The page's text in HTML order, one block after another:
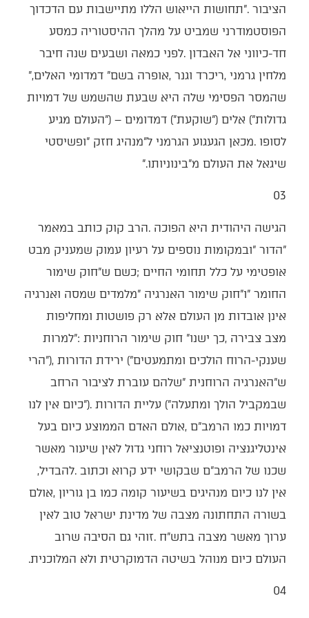
‬הציבור‮"‬‭. ‬תחושות‭ ‬הייאוש‭ ‬הללו‭ ‬מתיישבות‭ ‬עם‭ ‬הדכדוך‭
‬הפוסטמודרני‭ ‬שמביט‭ ‬על‭ ‬מהלך‭ ‬ההיסטוריה‭ ‬כמסע‭
‬חד‭-‬כיווני‭ ‬אל‭ ‬האבדון‭. ‬לפני‭ ‬כמאה‭ ‬ושבעים‭ ‬שנה‭ ‬חיבר‭
‬מלחין‭ ‬גרמני‭, ‬ריכרד‭ ‬וגנר‭, ‬אופרה‭ ‬בשם‭ ‬‮"‬דמדומי‭ ‬האלים‮"‬‭,
‬שהמסר‭ ‬הפסימי‭ ‬שלה‭ ‬היא‭ ‬שבעת‭ ‬שהשמש‭ ‬של‭ ‬דמויות‭
‬גדולות‭ (‬‮"‬אלים‮"‬‭) ‬שוקעת‭ (‬‮"‬דמדומים‮"‬‭) ‬‮–‬‭ ‬העולם‭ ‬מגיע‭
‬לסופו‭. ‬מכאן‭ ‬הגעגוע‭ ‬הגרמני‭ ‬ל"מנהיג‭ ‬חזק‮"‬‭ ‬ופשיסטי‭
‬שיגאל‭ ‬את‭ ‬העולם‭ ‬מ"בינוניותו‮"‬‭.‬
03‭ ‬
הגישה‭ ‬היהודית‭ ‬היא‭ ‬הפוכה‭. ‬הרב‭ ‬קוק‭ ‬כותב‭ ‬במאמר‭
‬אופטימי‭ ‬על‭ ‬כלל‭ ‬תחומי‭ ‬החיים‭; ‬כשם‭ ‬ש"חוק‭ ‬שימור‭
‬שענקי‭-‬הרוח‭ ‬הולכים‭ ‬ומתמעטים‭ (‬‮"‬ירידת‭ ‬הדורות‮"‬‭), ‬הרי‭
‬ש"האנרגיה‭ ‬הרוחנית‮"‬‭ ‬שלהם‭ ‬עוברת‭ ‬לציבור‭ ‬הרחב‭
‬שבמקביל‭ ‬הולך‭ ‬ומתעלה‭ (‬‮"‬עליית‭ ‬הדורות‮"‬‭). ‬כיום‭ ‬אין‭ ‬לנו‭
‬דמויות‭ ‬כמו‭ ‬הרמב"ם‭, ‬אולם‭ ‬האדם‭ ‬הממוצע‭ ‬כיום‭ ‬בעל‭
‬אינטליגנציה‭ ‬ופוטנציאל‭ ‬רוחני‭ ‬גדול‭ ‬לאין‭ ‬שיעור‭ ‬מאשר‭
‬שכנו‭ ‬של‭ ‬הרמב"ם‭ ‬שבקושי‭ ‬ידע‭ ‬קרוא‭ ‬וכתוב‭. ‬להבדיל‭,
‬אין‭ ‬לנו‭ ‬כיום‭ ‬מנהיגים‭ ‬בשיעור‭ ‬קומה‭ ‬כמו‭ ‬בן‭ ‬גוריון‭, ‬אולם‭
‬בשורה‭ ‬התחתונה‭ ‬מצבה‭ ‬של‭ ‬מדינת‭ ‬ישראל‭ ‬טוב‭ ‬לאין‭
‬ערוך‭ ‬מאשר‭ ‬מצבה‭ ‬בתש"ח‭. ‬זוהי‭ ‬גם‭ ‬הסיבה‭ ‬שרוב‭
‬העולם‭ ‬כיום‭ ‬מנוהל‭ ‬בשיטה‭ ‬הדמוקרטית‭ ‬ולא‭ ‬המלוכנית‭.‬
04‭ ‬